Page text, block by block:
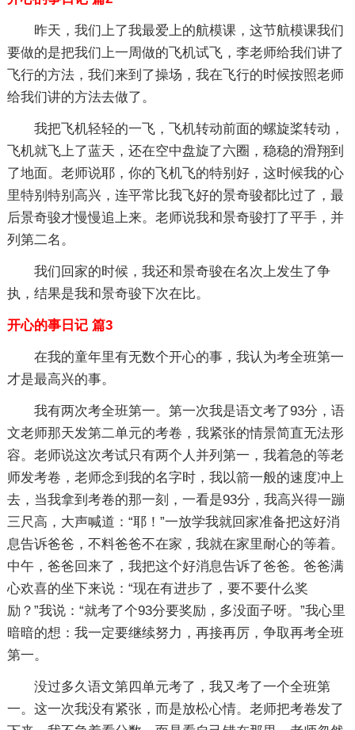
昨天，我们上了我最爱上的航模课，这节航模课我们
要做的是把我们上一周做的飞机试飞，李老师给我们讲了
飞行的方法，我们来到了操场，我在飞行的时候按照老师
给我们讲的方法去做了。
我把飞机轻轻的一飞，飞机转动前面的螺旋桨转动，
飞机就飞上了蓝天，还在空中盘旋了六圈，稳稳的滑翔到
了地面。老师说耶，你的飞机飞的特别好，这时候我的心
里特别特别高兴，连平常比我飞好的景奇骏都比过了，最
后景奇骏才慢慢追上来。老师说我和景奇骏打了平手，并
列第二名。
我们回家的时候，我还和景奇骏在名次上发生了争
执，结果是我和景奇骏下次在比。
开心的事日记 篇3
在我的童年里有无数个开心的事，我认为考全班第一
才是最高兴的事。
我有两次考全班第一。第一次我是语文考了93分，语
文老师那天发第二单元的考卷，我紧张的情景简直无法形
容。老师说这次考试只有两个人并列第一，我着急的等老
师发考卷，老师念到我的名字时，我以箭一般的速度冲上
去，当我拿到考卷的那一刻，一看是93分，我高兴得一蹦
三尺高，大声喊道：“耶！”一放学我就回家准备把这好消
息告诉爸爸，不料爸爸不在家，我就在家里耐心的等着。
中午，爸爸回来了，我把这个好消息告诉了爸爸。爸爸满
心欢喜的坐下来说：“现在有进步了，要不要什么奖
励？”我说：“就考了个93分要奖励，多没面子呀。”我心里
暗暗的想：我一定要继续努力，再接再厉，争取再考全班
第一。
没过多久语文第四单元考了，我又考了一个全班第
一。这一次我没有紧张，而是放松心情。老师把考卷发了